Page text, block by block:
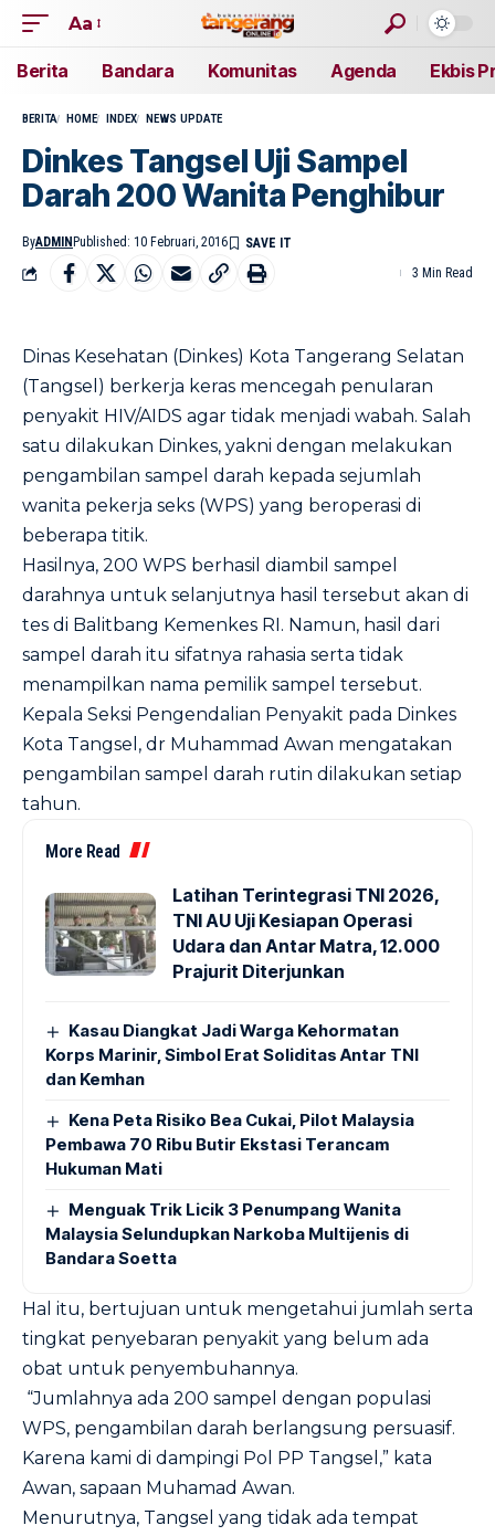
Aa
Berita Bandara Komunitas Agenda Ekbis
BERITA HOME INDEX NEWS UPDATE
Dinkes Tangsel Uji Sampel
Darah 200 Wanita Penghibur
ByADMIN Published: 10 Februari, 2016
3 Min Read
Dinas Kesehatan (Dinkes) Kota Tangerang Selatan
(Tangsel) berkerja keras mencegah penularan
penyakit HIV/AIDS agar tidak menjadi wabah. Salah
satu dilakukan Dinkes, yakni dengan melakukan
pengambilan sampel darah kepada sejumlah
wanita pekerja seks (WPS) yang beroperasi di
beberapa titik.
Hasilnya, 200 WPS berhasil diambil sampel
darahnya untuk selanjutnya hasil tersebut akan di
tes di Balitbang Kemenkes RI. Namun, hasil dari
sampel darah itu sifatnya rahasia serta tidak
menampilkan nama pemilik sampel tersebut.
Kepala Seksi Pengendalian Penyakit pada Dinkes
Kota Tangsel, dr Muhammad Awan mengatakan
pengambilan sampel darah rutin dilakukan setiap
tahun.
More Read
Latihan Terintegrasi TNI 2026,
TNI AU Uji Kesiapan Operasi
Udara dan Antar Matra, 12.000
Prajurit Diterjunkan
Kasau Diangkat Jadi Warga Kehormatan
Korps Marinir, Simbol Erat Soliditas Antar TNI
dan Kemhan
Kena Peta Risiko Bea Cukai, Pilot Malaysia
Pembawa 70 Ribu Butir Ekstasi Terancam
Hukuman Mati
Menguak Trik Licik 3 Penumpang Wanita
Malaysia Selundupkan Narkoba Multijenis di
Bandara Soetta
Hal itu, bertujuan untuk mengetahui jumlah serta
tingkat penyebaran penyakit yang belum ada
obat untuk penyembuhannya.
“Jumlahnya ada 200 sampel dengan populasi
WPS, pengambilan darah berlangsung persuasif.
Karena kami di dampingi Pol PP Tangsel,” kata
Awan, sapaan Muhamad Awan.
Menurutnya, Tangsel yang tidak ada tempat